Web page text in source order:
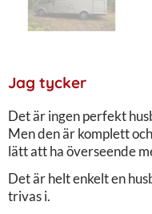
Jag tycker
Det är ingen perfekt
Men den är komplett
lätt att ha överseende
Det är helt enkelt en
trivas i.